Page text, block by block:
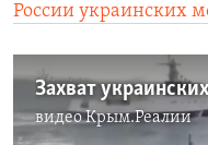
России украинских
видеоКрым.Реалии